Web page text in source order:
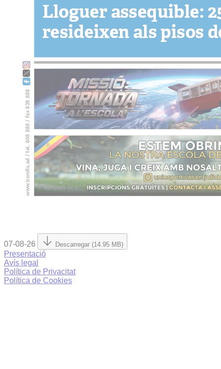
07-08-26 Descarregar (14.95 MB)
Presentació
Avís legal
Política de Privacitat
Política de Cookies